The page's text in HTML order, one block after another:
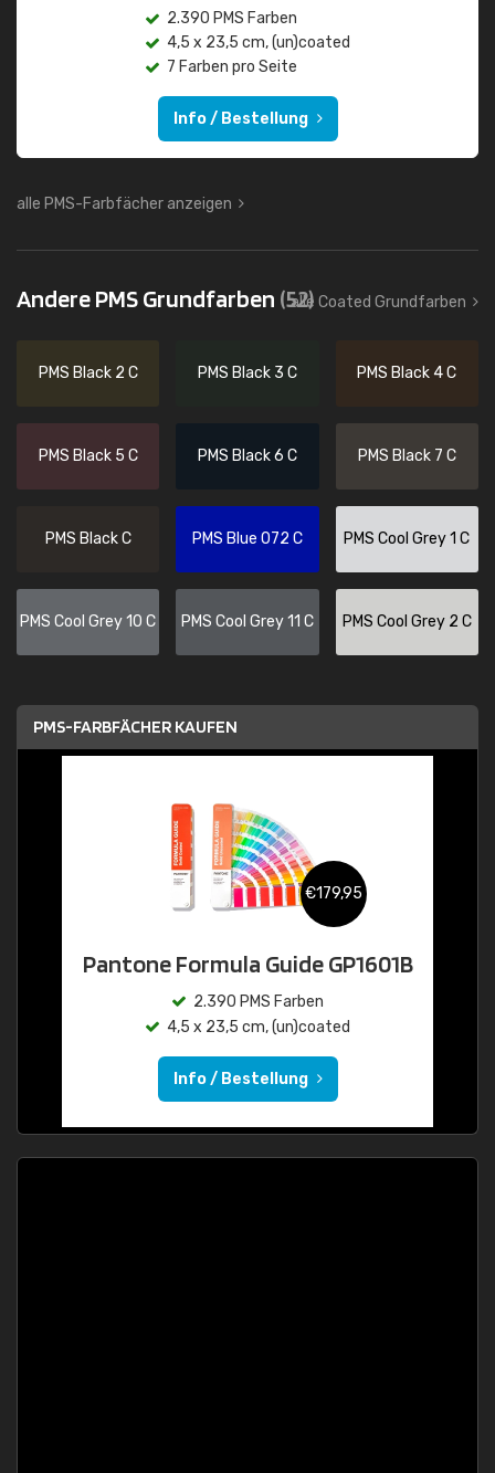
2.390 PMS Farben
4,5 x 23,5 cm, (un)coated
7 Farben pro Seite
Info / Bestellung
alle PMS-Farbfächer anzeigen
Andere PMS Grundfarben (52)
alle Coated Grundfarben
PMS Black 2 C PMS Black 3 C PMS Black 4 C
PMS Black 5 C PMS Black 6 C PMS Black 7 C
PMS Black C PMS Blue 072 C PMS Cool Grey 1 C
PMS Cool Grey 10 C PMS Cool Grey 11 C PMS Cool Grey 2 C
PMS-FARBFÄCHER KAUFEN
€179,95
Pantone Formula Guide GP1601B
2.390 PMS Farben
4,5 x 23,5 cm, (un)coated
Info / Bestellung